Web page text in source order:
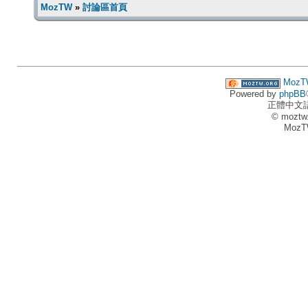
MozTW» 討論區首頁
Powered by phpBB
正體中文
©